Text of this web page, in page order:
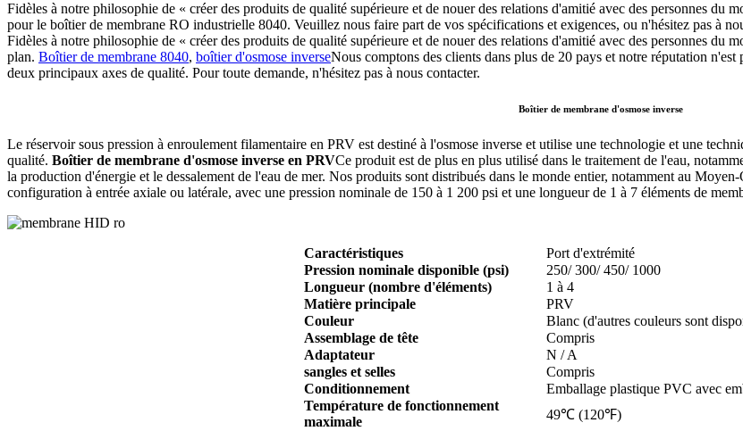
Fidèles à notre philosophie de « créer des produits de qualité supérieure et de nouer des relations d'amitié avec des personnes du
pour le boîtier de membrane RO industrielle 8040. Veuillez nous faire part de vos spécifications et exigences, ou n'hésitez pas à
Fidèles à notre philosophie de « créer des produits de qualité supérieure et de nouer des relations d'amitié avec des personnes du
plan. Boîtier de membrane 8040, boîtier d'osmose inverseNous comptons des clients dans plus de 20 pays et notre réputation
deux principaux axes de qualité. Pour toute demande, n'hésitez pas à nous contacter.
Boîtier de membrane d'osmose inverse
Le réservoir sous pression à enroulement filamentaire en PRV est destiné à l'osmose inverse et utilise une technologie et une
qualité. Boîtier de membrane d'osmose inverse en PRVCe produit est de plus en plus utilisé dans le traitement de l'eau,
la production d'énergie et le dessalement de l'eau de mer. Nos produits sont distribués dans le monde entier, notamment au
configuration à entrée axiale ou latérale, avec une pression nominale de 150 à 1 200 psi et une longueur de 1 à 7 éléments de
Caractéristiques
Port d'extrémité
Pression nominale disponible (psi)
250/ 300/ 450/ 1000
Longueur (nombre d'éléments)
1 à 4
Matière principale
PRV
Couleur
Blanc (d'autres couleurs sont
Assemblage de tête
Compris
Adaptateur
N / A
sangles et selles
Compris
Conditionnement
Emballage plastique PVC avec
Température de fonctionnement
maximale
49℃ (120℉)